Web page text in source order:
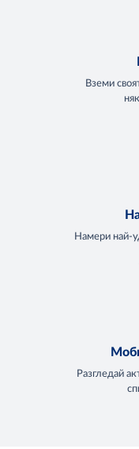
Вземи
Намери най-
Разгледай